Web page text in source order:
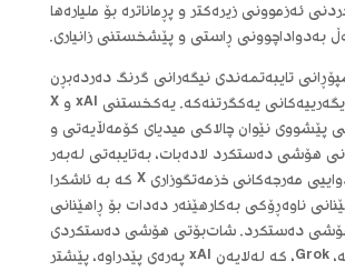
ئەزموونی زیرەکتر و پڕماناترە بۆ ملیارەها
بەدواداچوونی ڕاستی و پێشخستنی زانیاری.
تایبەتمەندی نیگەرانی گرنگ دەردەبڕن
دەربارەی کاریگەرییەکانی یەکگرتنەکە. یەکخستنی xAI و X
پێشووی نێوان چالاکی میدیای کۆمەڵایەتی و
هۆشی دەستکرد لادەبات، بەتایبەتی لەبەر
نوێکردنەوەی دواییی مەرجەکانی خزمەتگوزاری X کە بە ئاشکرا
ناوەڕۆکی بەکارهێنەر دەدات بۆ ڕاهێنانی
دەستکرد. شات‌بۆتی هۆشی دەستکردی
پلاتفۆرمەکە، Grok، کە لەلایەن xAI پەرەی پێدراوە، پێشتر